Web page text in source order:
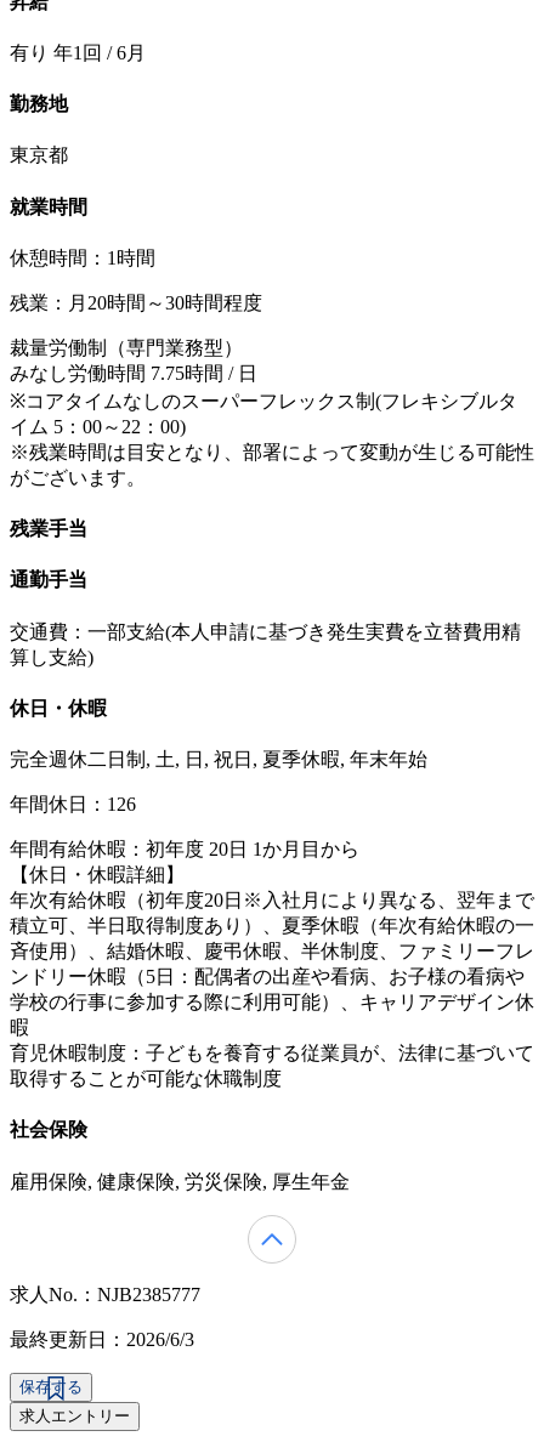
有り 年1回 / 6月
勤務地
東京都
就業時間
休憩時間：1時間
残業：月20時間～30時間程度
裁量労働制（専門業務型）
みなし労働時間 7.75時間 / 日
※コアタイムなしのスーパーフレックス制(フレキシブルタ
イム 5：00～22：00)
※残業時間は目安となり、部署によって変動が生じる可能性
がございます。
残業手当
通勤手当
交通費：一部支給(本人申請に基づき発生実費を立替費用精
算し支給)
休日・休暇
完全週休二日制, 土, 日, 祝日, 夏季休暇, 年末年始
年間休日：126
年間有給休暇：初年度 20日 1か月目から
【休日・休暇詳細】
年次有給休暇（初年度20日※入社月により異なる、翌年まで
積立可、半日取得制度あり）、夏季休暇（年次有給休暇の一
斉使用）、結婚休暇、慶弔休暇、半休制度、ファミリーフレ
ンドリー休暇（5日：配偶者の出産や看病、お子様の看病や
学校の行事に参加する際に利用可能）、キャリアデザイン休
暇
育児休暇制度：子どもを養育する従業員が、法律に基づいて
取得することが可能な休職制度
社会保険
雇用保険, 健康保険, 労災保険, 厚生年金
求人No.：NJB2385777
最終更新日：2026/6/3
保存する
求人エントリー